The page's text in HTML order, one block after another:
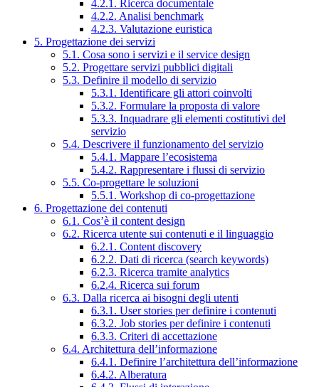
4.2.1. Ricerca documentale
4.2.2. Analisi benchmark
4.2.3. Valutazione euristica
5. Progettazione dei servizi
5.1. Cosa sono i servizi e il service design
5.2. Progettare servizi pubblici digitali
5.3. Definire il modello di servizio
5.3.1. Identificare gli attori coinvolti
5.3.2. Formulare la proposta di valore
5.3.3. Inquadrare gli elementi costitutivi del
servizio
5.4. Descrivere il funzionamento del servizio
5.4.1. Mappare l’ecosistema
5.4.2. Rappresentare i flussi di servizio
5.5. Co-progettare le soluzioni
5.5.1. Workshop di co-progettazione
6. Progettazione dei contenuti
6.1. Cos’è il content design
6.2. Ricerca utente sui contenuti e il linguaggio
6.2.1. Content discovery
6.2.2. Dati di ricerca (search keywords)
6.2.3. Ricerca tramite analytics
6.2.4. Ricerca sui forum
6.3. Dalla ricerca ai bisogni degli utenti
6.3.1. User stories per definire i contenuti
6.3.2. Job stories per definire i contenuti
6.3.3. Criteri di accettazione
6.4. Architettura dell’informazione
6.4.1. Definire l’architettura dell’informazione
6.4.2. Alberatura